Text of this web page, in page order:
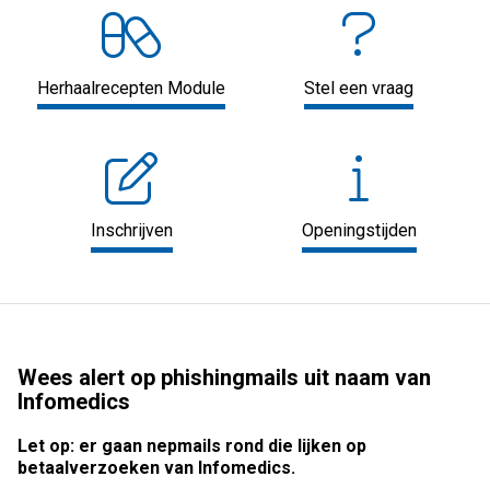
Herhaalrecepten Module Stel een vraag
Inschrijven Openingstijden
Wees alert op phishingmails uit naam van
Infomedics
Let op: er gaan nepmails rond die lijken op
betaalverzoeken van Infomedics.